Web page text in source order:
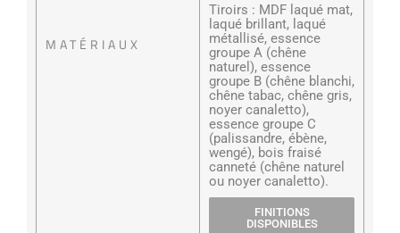
MATÉRIAUX
Tiroirs : MDF laqué mat,
laqué brillant, laqué
métallisé, essence
groupe A (chêne
naturel), essence
groupe B (chêne blanchi,
chêne tabac, chêne gris,
noyer canaletto),
essence groupe C
(palissandre, ébène,
wengé), bois fraisé
canneté (chêne naturel
ou noyer canaletto).
FINITIONS
DISPONIBLES